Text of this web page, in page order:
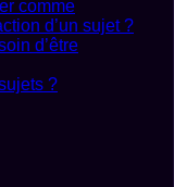
comme
d’un sujet ?
d’être
?